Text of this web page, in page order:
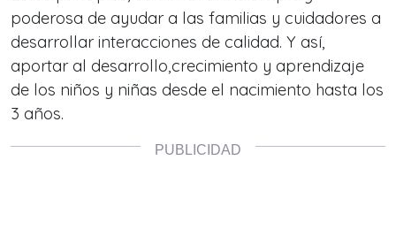
poderosa de ayudar a las familias y cuidadores a
desarrollar interacciones de calidad. Y así,
aportar al desarrollo,crecimiento y aprendizaje
de los niños y niñas desde el nacimiento hasta los
3 años.